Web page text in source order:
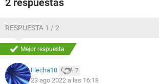
2 respuestas
RESPUESTA 1 / 2
Mejor respuesta
Flecha10 7
23 ago 2022 a las 16:18